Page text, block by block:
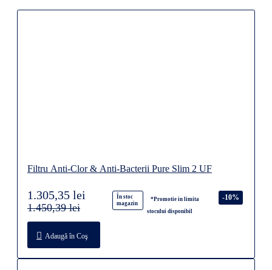
Filtru Anti-Clor & Anti-Bacterii Pure Slim 2 UF
În stoc
magazin
*Promotie in limita
stocului disponibil
-10%
1.305,35 lei
1.450,39 lei
Adaugă în Coş